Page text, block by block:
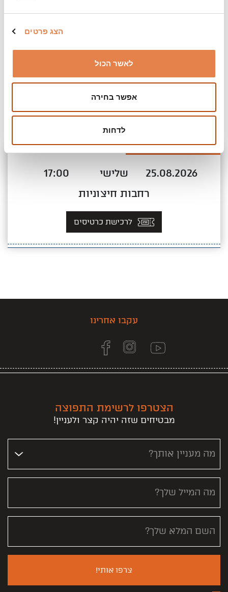
הצג פרטים
לאשר הכול
אפשר בחירה
לדחות מועדים
25.08.2026 שלישי
17:00
רחבות חיצוניות
לרכישת כרטיסים
עקבו אחרינו
הצטרפו לרשימת התפוצה
מבטיחים שזה יהיה קצר ולעניין!
מה מעניין אותך?
מה המייל שלך?
השם המלא שלך?
צרפו אותי!